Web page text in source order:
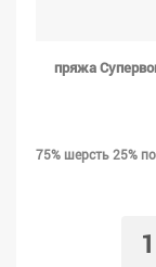
пряжа
75% шерсть 25%